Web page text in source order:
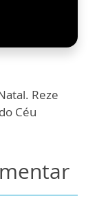
Reze
Céu